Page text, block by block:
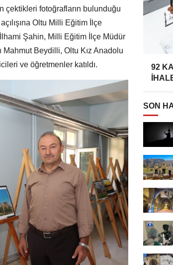
çektikleri fotoğrafların bulunduğu
Oltu Milli Eğitim İlçe
Şahin, Milli Eğitim İlçe Müdür
Mahmut Beydilli, Oltu Kız Anadolu
ve öğretmenler katıldı.
92
SON